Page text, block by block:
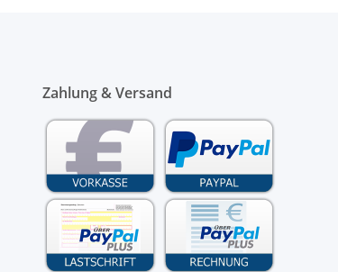
Zahlung & Versand